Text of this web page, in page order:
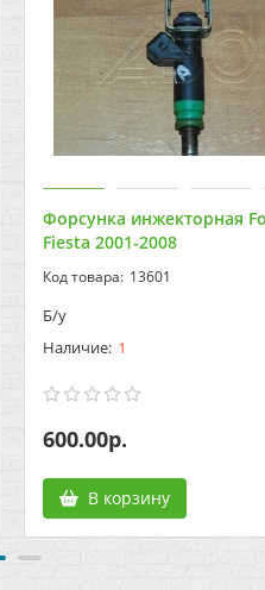
Форсунка инжекторная
Fiesta 2001-2008
13601
Б/у
1
600.00р.
В корзину